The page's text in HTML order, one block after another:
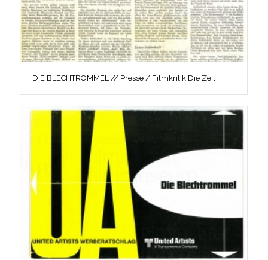
DIE BLECHTROMMEL // Presse / Filmkritik Die Zeit